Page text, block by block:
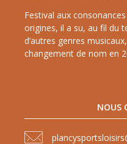
Festival aux
origines, il a su, au fil du
d’autres genres
changement de nom en
NOUS